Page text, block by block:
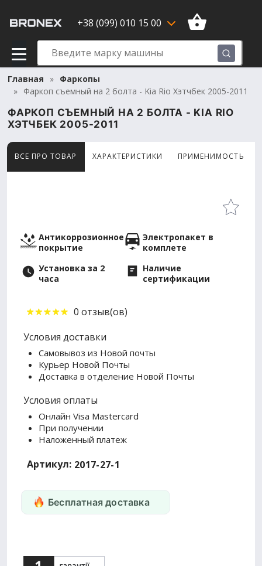
+38 (099) 010 15 00
Главная
Фаркопы
Фаркоп съемный на 2 болта - Kia Rio Хэтчбек 2005-2011
ФАРКОП СЪЕМНЫЙ НА 2 БОЛТА - KIA RIO
ХЭТЧБЕК 2005-2011
ВСЕ ПРО ТОВАР ХАРАКТЕРИСТИКИ ПРИМЕНИМОСТЬ
Товар просматривают сейчас 15 человек
Антикоррозионное
покрытие
Электропакет в
комплете
Установка за 2
часа
Наличие
сертификации
0 отзыв(ов)
Условия доставки
Самовывоз из Новой почты
Курьер Новой Почты
Доставка в отделение Новой Почты
Условия оплаты
Онлайн Visa Mastercard
При получении
Наложенный платеж
Артикул: 2017-27-1
Бесплатная доставка